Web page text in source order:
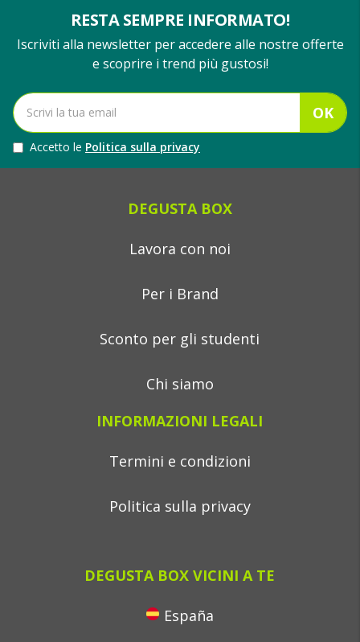
RESTA SEMPRE INFORMATO!
Iscriviti alla newsletter per accedere alle nostre offerte
e scoprire i trend più gustosi!
OK
Accetto le Politica sulla privacy
DEGUSTA BOX
Lavora con noi
Per i Brand
Sconto per gli studenti
Chi siamo
INFORMAZIONI LEGALI
Termini e condizioni
Politica sulla privacy
DEGUSTA BOX VICINI A TE
España